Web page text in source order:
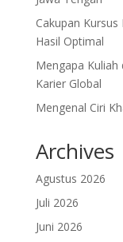
Cakupan
Hasil Optimal
Mengapa
Karier Global
Mengenal Ciri
Archives
Agustus 2026
Juli 2026
Juni 2026